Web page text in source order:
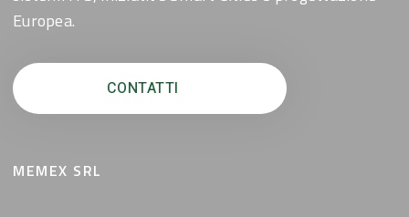
Europea.
CONTATTI
MEMEX SRL